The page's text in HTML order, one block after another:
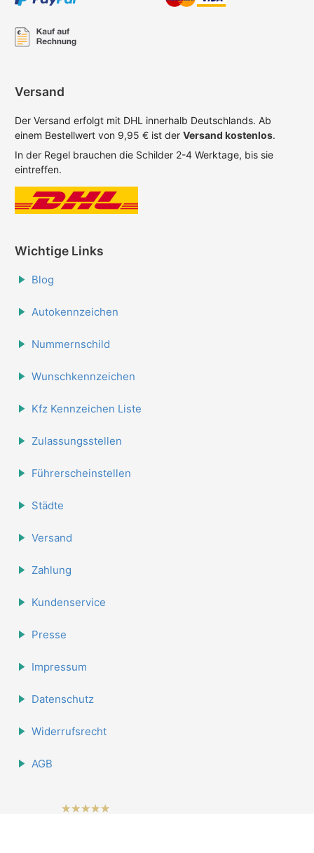
Versand
Der Versand erfolgt mit DHL innerhalb Deutschlands. Ab
einem Bestellwert von 9,95 € ist der Versand kostenlos.
In der Regel brauchen die Schilder 2-4 Werktage, bis sie
eintreffen.
Wichtige Links
Blog
Autokennzeichen
Nummernschild
Wunschkennzeichen
Kfz Kennzeichen Liste
Zulassungsstellen
Führerscheinstellen
Städte
Versand
Zahlung
Kundenservice
Presse
Impressum
Datenschutz
Widerrufsrecht
AGB